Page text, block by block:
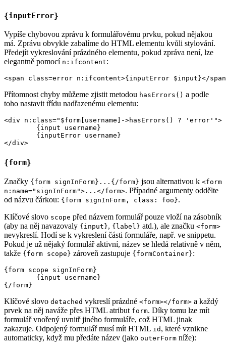
{inputError}
Vypíše chybovou zprávu k formulářovému prvku, pokud nějakou
má. Zprávu obvykle zabalíme do HTML elementu kvůli stylování.
Předejít vykreslování prázdného elementu, pokud zpráva není, lze
elegantně pomocí n:ifcontent:
Přítomnost chyby můžeme zjistit metodou hasErrors() a podle
toho nastavit třídu nadřazenému elementu:
<div n:class="$form[username]->hasErrors() ? 'error'">
{form}
Značky {form signInForm}...{/form} jsou alternativou k <form
n:name="signInForm">...</form>. Případné argumenty oddělte
od názvu čárkou: {form signInForm, class: foo}.
Klíčové slovo scope před názvem formulář pouze vloží na zásobník
(aby na něj navazovaly {input}, {label} atd.), ale značku <form>
nevykreslí. Hodí se k vykreslení části formuláře, např. ve snippetu.
Pokud je už nějaký formulář aktivní, název se hledá relativně v něm,
takže {form scope} zároveň zastupuje {formContainer}:
{form scope signInForm}
Klíčové slovo detached vykreslí prázdné <form></form> a každý
prvek na něj naváže přes HTML atribut form. Díky tomu lze mít
formulář vnořený uvnitř jiného formuláře, což HTML jinak
zakazuje. Odpojený formulář musí mít HTML id , které vznikne
automaticky, když mu předáte název (jako outerForm níže):